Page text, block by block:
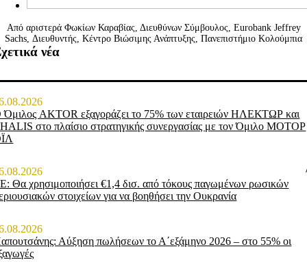
Από αριστερά Φωκίων Καραβίας, Διευθύνων Σύμβουλος, Eurobank Jeffrey
Sachs, Διευθυντής, Κέντρο Βιώσιμης Ανάπτυξης, Πανεπιστήμιο Κολούμπια
νέα
AKTOR εξαγοράζει το 75% των εταιρειών ΗΛΕΚΤΩΡ και
στο πλαίσιο στρατηγικής συνεργασίας με τον Όμιλο ΜΟΤΟΡ
Θα χρησιμοποιήσει €1,4 δισ. από τόκους παγωμένων ρωσικών
στοιχείων για να βοηθήσει την Ουκρανία
Αύξηση πωλήσεων το Α΄εξάμηνο 2026 – στο 55% οι